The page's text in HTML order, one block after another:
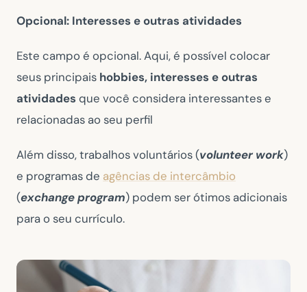
Opcional: Interesses e outras atividades
Este campo é opcional. Aqui, é possível colocar
seus principais hobbies, interesses e outras
atividades que você considera interessantes e
relacionadas ao seu perfil
Além disso, trabalhos voluntários (volunteer work)
e programas de agências de intercâmbio
(exchange program) podem ser ótimos adicionais
para o seu currículo.